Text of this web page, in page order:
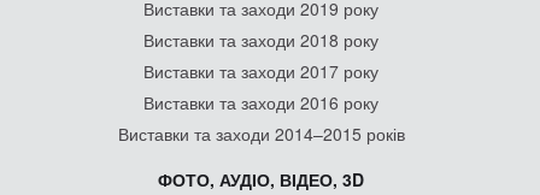
Виставки та заходи 2019 року
Виставки та заходи 2018 року
Виставки та заходи 2017 року
Виставки та заходи 2016 року
Виставки та заходи 2014–2015 років
ФОТО, АУДІО, ВІДЕО, 3D